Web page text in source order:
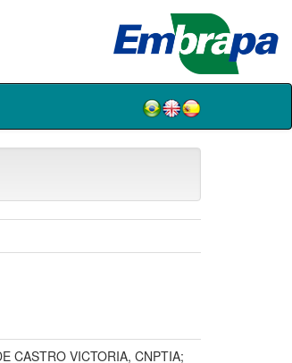
CASTRO VICTORIA, CNPTIA;